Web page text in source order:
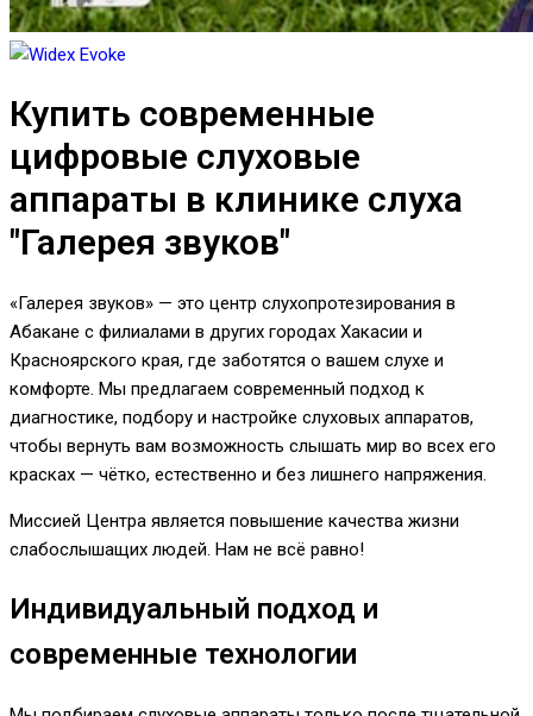
Купить современные
цифровые слуховые
аппараты в клинике слуха
"Галерея звуков"
«Галерея звуков» — это центр слухопротезирования в
Абакане с филиалами в других городах Хакасии и
Красноярского края, где заботятся о вашем слухе и
комфорте. Мы предлагаем современный подход к
диагностике, подбору и настройке слуховых аппаратов,
чтобы вернуть вам возможность слышать мир во всех его
красках — чётко, естественно и без лишнего напряжения.
Миссией Центра является повышение качества жизни
слабослышащих людей. Нам не всё равно!
Индивидуальный подход и
современные технологии